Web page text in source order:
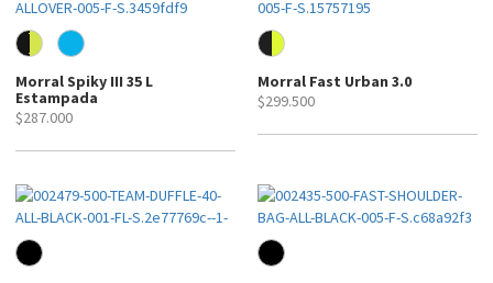
Morral Spiky III 35 L
Estampada
$287.000
Morral Fast Urban 3.0
$299.500